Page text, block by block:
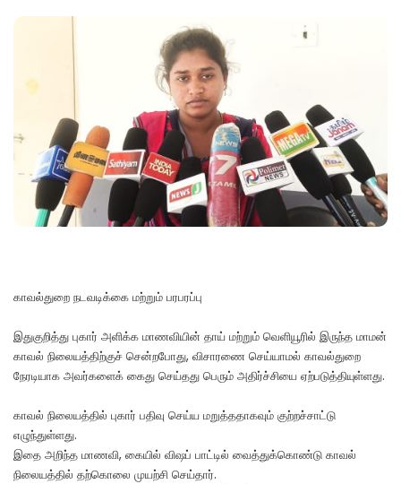
காவல்துறை நடவடிக்கை மற்றும் பரபரப்பு
இதுகுறித்து புகார் அளிக்க மாணவியின் தாய் மற்றும் வெளியூரில் இருந்த மாமன்
காவல் நிலையத்திற்குச் சென்றபோது, விசாரணை செய்யாமல் காவல்துறை
நேரடியாக அவர்களைக் கைது செய்தது பெரும் அதிர்ச்சியை ஏற்படுத்தியுள்ளது.
காவல் நிலையத்தில் புகார் பதிவு செய்ய மறுத்ததாகவும் குற்றச்சாட்டு
எழுந்துள்ளது.
இதை அறிந்த மாணவி, கையில் விஷப் பாட்டில் வைத்துக்கொண்டு காவல்
நிலையத்தில் தற்கொலை முயற்சி செய்தார்.